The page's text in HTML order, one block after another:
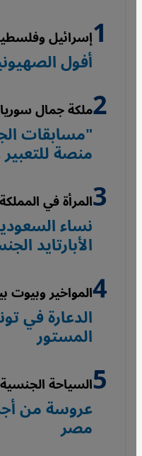
إسرائيل
أفول
ملكة جمال سوريا 2026
"مسابقات
منصة
المرأة في
نساء
الأبارتايد
المواخير
الدعارة في
المستور
السياحة
عروسة من
مصر